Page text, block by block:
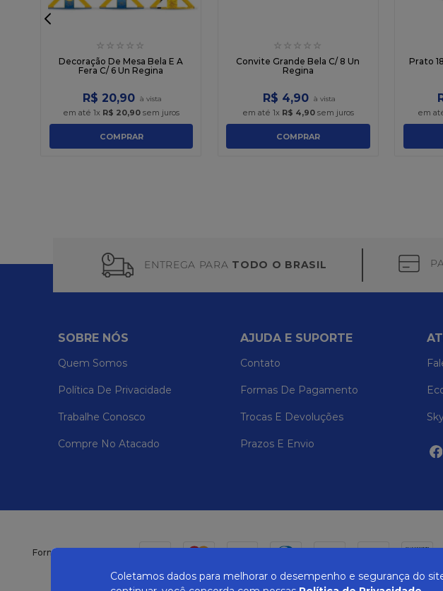
☆ ☆ ☆ ☆ ☆
Decoração De Mesa Bela E A
Fera C/ 6 Un Regina
R$ 20,90
em até 1x R$ 20,90sem juros
COMPRAR
☆ ☆ ☆ ☆ ☆
Convite Grande Bela C/ 8 Un
Regina
R$ 4,90
em até 1x R$ 4,90sem juros
COMPRAR
Prato
em
ENTREGA PARA TODO O BRASIL
SOBRE NÓS
Quem Somos
Política De Privacidade
Trabalhe Conosco
Compre No Atacado
AJUDA E SUPORTE
Contato
Formas De Pagamento
Trocas E Devoluções
Prazos E Envio
Formas de pagamento
Coletamos dados para melhorar o desempenho e segurança do